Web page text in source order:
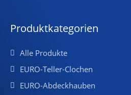
Produktkategorien
Alle Produkte
EURO-Teller-Clochen
EURO-Abdeckhauben